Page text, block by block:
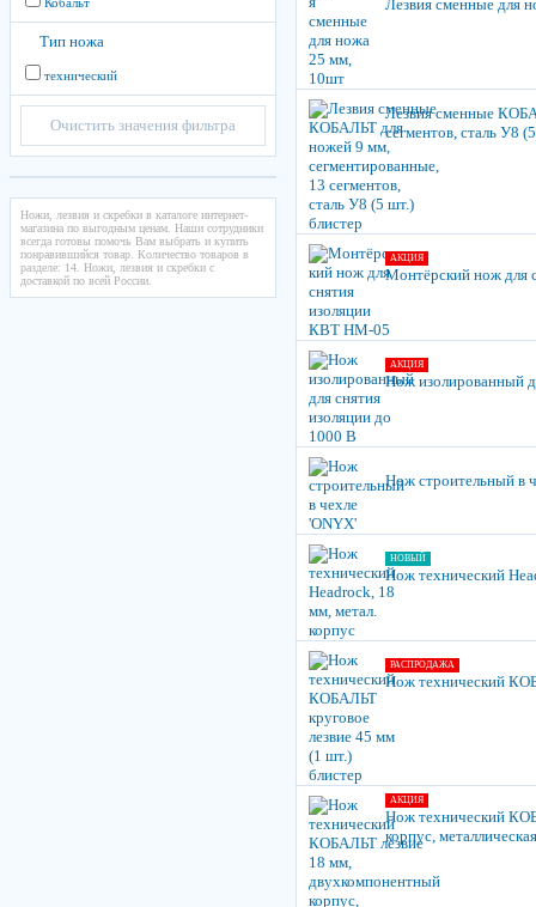
Тип ножа
технический
Очистить значения фильтра
Ножи, лезвия и скребки в каталоге интернет-
магазина по выгодным ценам. Наши сотрудники
всегда готовы помочь Вам выбрать и купить
понравившийся товар. Количество товаров в
разделе: 14. Ножи, лезвия и скребки с
доставкой по всей России.
Лезвия сменные для
Лезвия сменные
сегментов, сталь У8
АКЦИЯ
Монтёрский нож для
АКЦИЯ
Нож изолированный
Нож строительный в
НОВЫЙ
Нож технический
РАСПРОДАЖА
Нож технический
АКЦИЯ
Нож технический
корпус,